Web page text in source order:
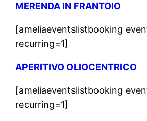
MERENDA IN FRANTOIO
[ameliaeventslistbooking
recurring=1]
APERITIVO OLIOCENTRICO
[ameliaeventslistbooking
recurring=1]